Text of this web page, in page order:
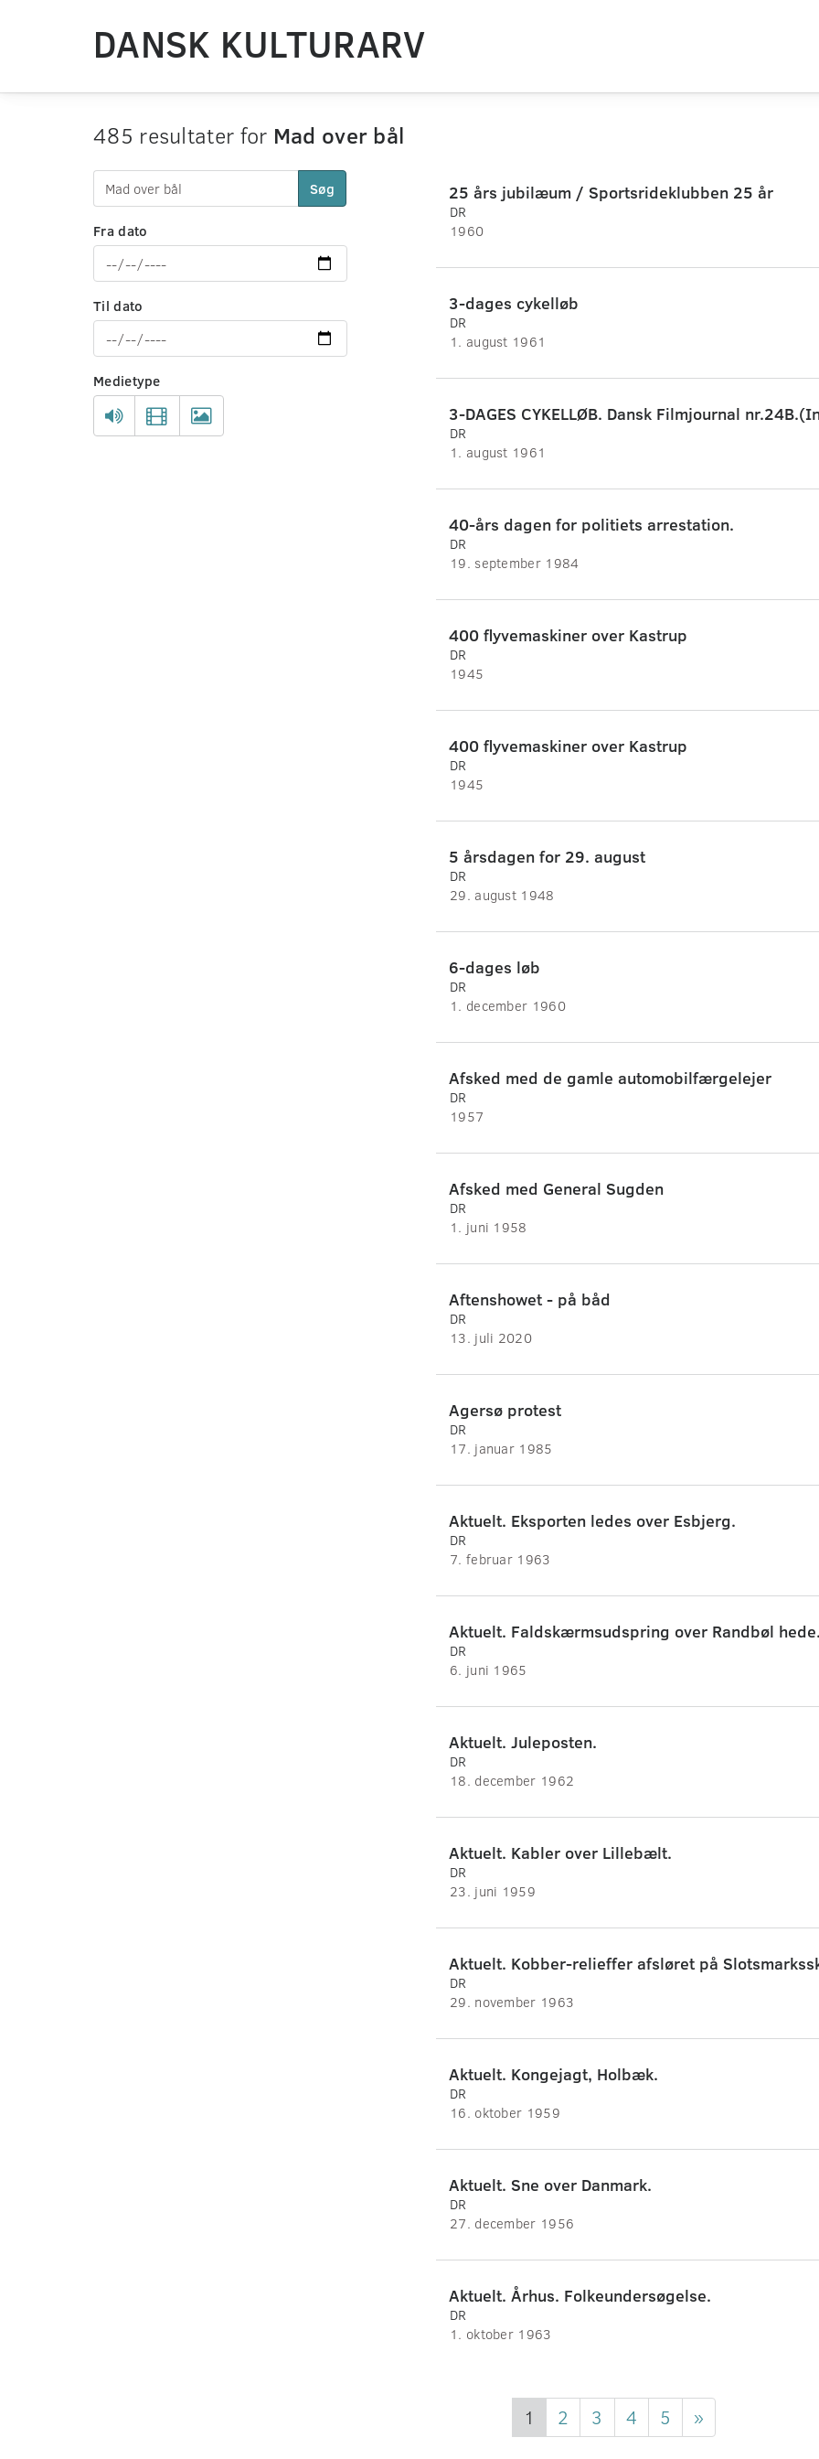
DANSK KULTURARV
485 resultater for Mad over bål
Søg
Fra dato
Til dato
Medietype
25 års jubilæum / Sportsrideklubben 25 år
DR
1960
3-dages cykelløb
DR
1. august 1961
3-DAGES CYKELLØB. Dansk Filmjournal
DR
1. august 1961
40-års dagen for politiets arrestation.
DR
19. september 1984
400 flyvemaskiner over Kastrup
DR
1945
400 flyvemaskiner over Kastrup
DR
1945
5 årsdagen for 29. august
DR
29. august 1948
6-dages løb
DR
1. december 1960
Afsked med de gamle automobilfærgelejer
DR
1957
Afsked med General Sugden
DR
1. juni 1958
Aftenshowet - på båd
DR
13. juli 2020
Agersø protest
DR
17. januar 1985
Aktuelt. Eksporten ledes over Esbjerg.
DR
7. februar 1963
Aktuelt. Faldskærmsudspring over Randbøl
DR
6. juni 1965
Aktuelt. Juleposten.
DR
18. december 1962
Aktuelt. Kabler over Lillebælt.
DR
23. juni 1959
Aktuelt. Kobber-relieffer afsløret på
DR
29. november 1963
Aktuelt. Kongejagt, Holbæk.
DR
16. oktober 1959
Aktuelt. Sne over Danmark.
DR
27. december 1956
Aktuelt. Århus. Folkeundersøgelse.
DR
1. oktober 1963
1 2 3 4 5 »